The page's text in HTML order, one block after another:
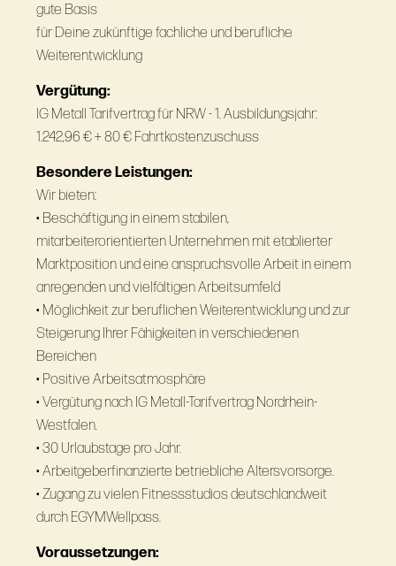
gute Basis
für Deine zukünftige fachliche und berufliche
Weiterentwicklung
Vergütung:
IG Metall Tarifvertrag für NRW - 1. Ausbildungsjahr:
1.242,96 € + 80 € Fahrtkostenzuschuss
Besondere Leistungen:
Wir bieten:
• Beschäftigung in einem stabilen,
mitarbeiterorientierten Unternehmen mit etablierter
Marktposition und eine anspruchsvolle Arbeit in einem
anregenden und vielfältigen Arbeitsumfeld
• Möglichkeit zur beruflichen Weiterentwicklung und zur
Steigerung Ihrer Fähigkeiten in verschiedenen
Bereichen
• Positive Arbeitsatmosphäre
• Vergütung nach IG Metall-Tarifvertrag Nordrhein-
Westfalen.
• 30 Urlaubstage pro Jahr.
• Arbeitgeberfinanzierte betriebliche Altersvorsorge.
• Zugang zu vielen Fitnessstudios deutschlandweit
durch EGYMWellpass.
Voraussetzungen: